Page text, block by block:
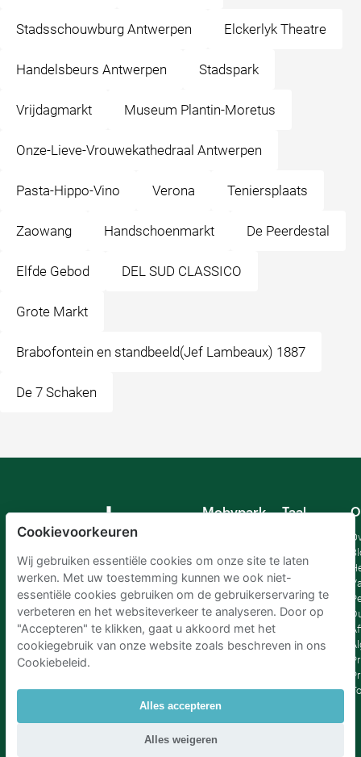
Stadsschouwburg Antwerpen Elckerlyk Theatre
Handelsbeurs Antwerpen Stadspark
Vrijdagmarkt Museum Plantin-Moretus
Onze-Lieve-Vrouwekathedraal Antwerpen
Pasta-Hippo-Vino Verona Teniersplaats
Zaowang Handschoenmarkt De Peerdestal
Elfde Gebod DEL SUD CLASSICO
Grote Markt
Brabofontein en standbeeld(Jef Lambeaux) 1887
De 7 Schaken
Mobypark
Taal
Spaans
Frankrijk
Italiaans
Nederlands
Parkeren Amsterdam
Cookievoorkeuren
Wij gebruiken essentiële cookies om onze site te laten
werken. Met uw toestemming kunnen we ook niet-
essentiële cookies gebruiken om de gebruikerservaring te
verbeteren en het websiteverkeer te analyseren. Door op
"Accepteren" te klikken, gaat u akkoord met het
cookiegebruik van onze website zoals beschreven in ons
Cookiebeleid.
Alles accepteren
Alles weigeren